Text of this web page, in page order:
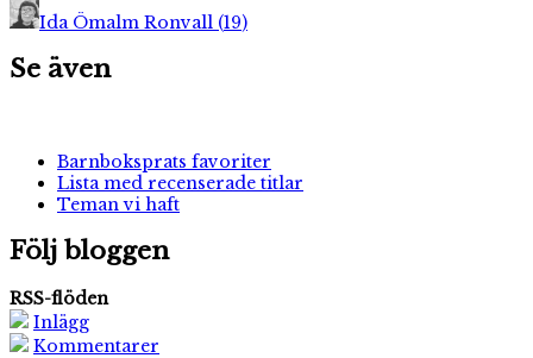
Ida Ömalm Ronvall (19)
Se även
Barnboksprats favoriter
Lista med recenserade titlar
Teman vi haft
Följ bloggen
RSS-flöden
Inlägg
Kommentarer